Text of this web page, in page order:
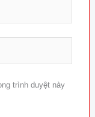
trình duyệt này